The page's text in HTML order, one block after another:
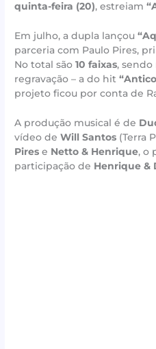
quinta-feira (20), estreiam
Em julho, a dupla lançou
parceria com Paulo Pires,
No total são10 faixas, sendo
regravação – a do hit
projeto ficou por conta de
A produção musical é de
vídeo deWill Santos (Terra
Pires e Netto & Henrique, o
participação de Henrique &